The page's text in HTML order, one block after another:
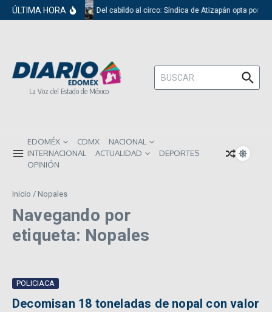
Saltar al contenido
ÚLTIMA HORA Del cabildo al circo: Síndica de Atizapán opta por
La Voz del Estado de México
Buscar:
EDOMÉX CDMX
NACIONAL
INTERNACIONAL
ACTUALIDAD
DEPORTES
OPINIÓN
Inicio / Nopales
Navegando por
etiqueta: Nopales
POLICIACA
Decomisan 18 toneladas de nopal con valor